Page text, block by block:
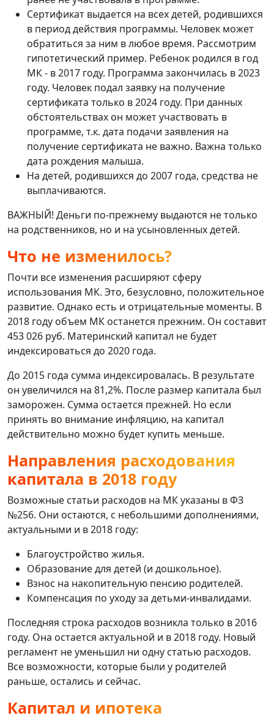
Сертификат выдается на всех детей, родившихся
в период действия программы. Человек может
обратиться за ним в любое время. Рассмотрим
гипотетический пример. Ребенок родился в год
МК - в 2017 году. Программа закончилась в 2023
году. Человек подал заявку на получение
сертификата только в 2024 году. При данных
обстоятельствах он может участвовать в
программе, т.к. дата подачи заявления на
получение сертификата не важно. Важна только
дата рождения малыша.
На детей, родившихся до 2007 года, средства не
выплачиваются.
ВАЖНЫЙ! Деньги по-прежнему выдаются не только
на родственников, но и на усыновленных детей.
Что не изменилось?
Почти все изменения расширяют сферу
использования МК. Это, безусловно, положительное
развитие. Однако есть и отрицательные моменты. В
2018 году объем МК останется прежним. Он составит
453 026 руб. Материнский капитал не будет
индексироваться до 2020 года.
До 2015 года сумма индексировалась. В результате
он увеличился на 81,2%. После размер капитала был
заморожен. Сумма остается прежней. Но если
принять во внимание инфляцию, на капитал
действительно можно будет купить меньше.
Направления расходования
капитала в 2018 году
Возможные статьи расходов на МК указаны в ФЗ
№256. Они остаются, с небольшими дополнениями,
актуальными и в 2018 году:
Благоустройство жилья.
Образование для детей (и дошкольное).
Взнос на накопительную пенсию родителей.
Компенсация по уходу за детьми-инвалидами.
Последняя строка расходов возникла только в 2016
году. Она остается актуальной и в 2018 году. Новый
регламент не уменьшил ни одну статью расходов.
Все возможности, которые были у родителей
раньше, остались и сейчас.
Капитал и ипотека